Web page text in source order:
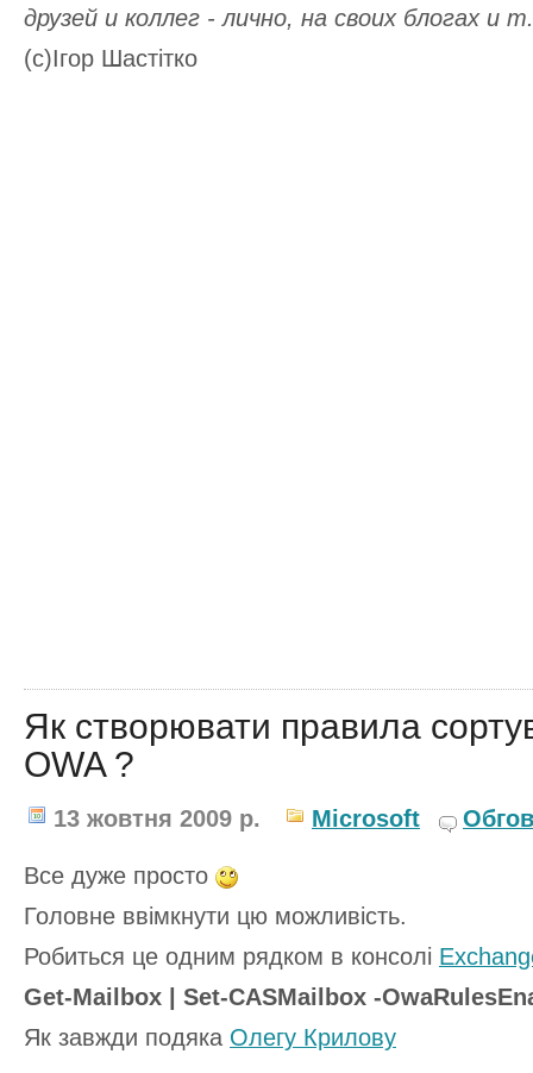
друзей и коллег - лично, на своих блогах и
(c)Ігор Шастітко
Як створювати правила
OWA ?
13 жовтня 2009 р. Microsoft
Все дуже просто
Головне ввімкнути цю можливість.
Робиться це одним рядком в консолі
Get-Mailbox | Set-CASMailbox -
Як завжди подяка Олегу Крилову